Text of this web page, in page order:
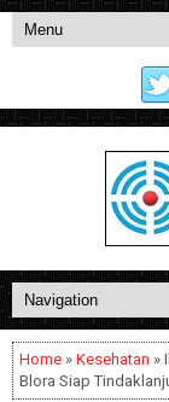
Home » Kesehatan »
Blora Siap